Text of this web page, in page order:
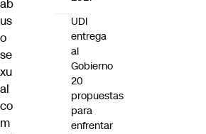
ab
us
o
se
xu
al
co
m
UDI
entrega
al
Gobierno
20
propuestas
para
enfrentar